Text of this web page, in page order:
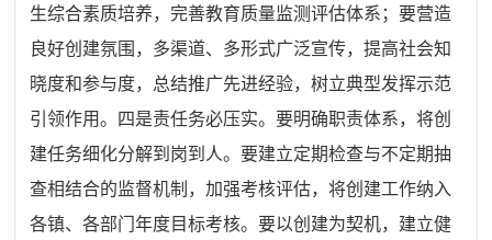
生综合素质培养，完善教育质量监测评估体系；要营造
良好创建氛围，多渠道、多形式广泛宣传，提高社会知
晓度和参与度，总结推广先进经验，树立典型发挥示范
引领作用。四是责任务必压实。要明确职责体系，将创
建任务细化分解到岗到人。要建立定期检查与不定期抽
查相结合的监督机制，加强考核评估，将创建工作纳入
各镇、各部门年度目标考核。要以创建为契机，建立健